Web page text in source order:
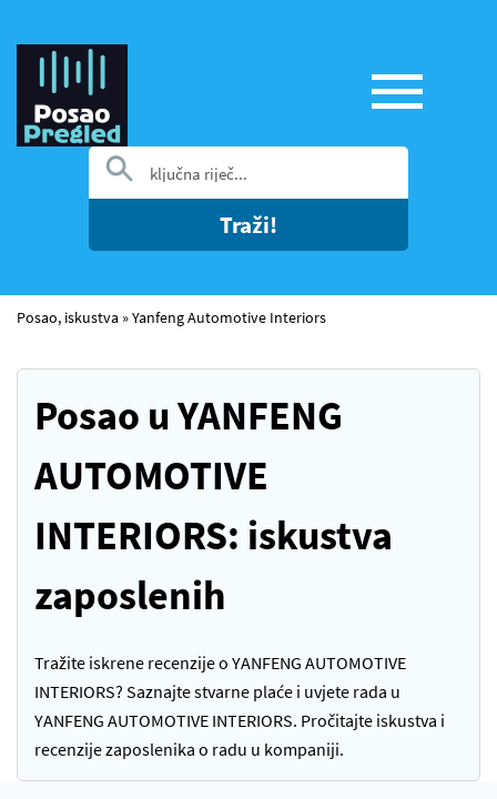
Traži!
Posao, iskustva »Yanfeng Automotive Interiors
Posao u YANFENG
AUTOMOTIVE
INTERIORS: iskustva
zaposlenih
Tražite iskrene recenzije o YANFENG AUTOMOTIVE
INTERIORS? Saznajte stvarne plaće i uvjete rada u
YANFENG AUTOMOTIVE INTERIORS. Pročitajte iskustva i
recenzije zaposlenika o radu u kompaniji.